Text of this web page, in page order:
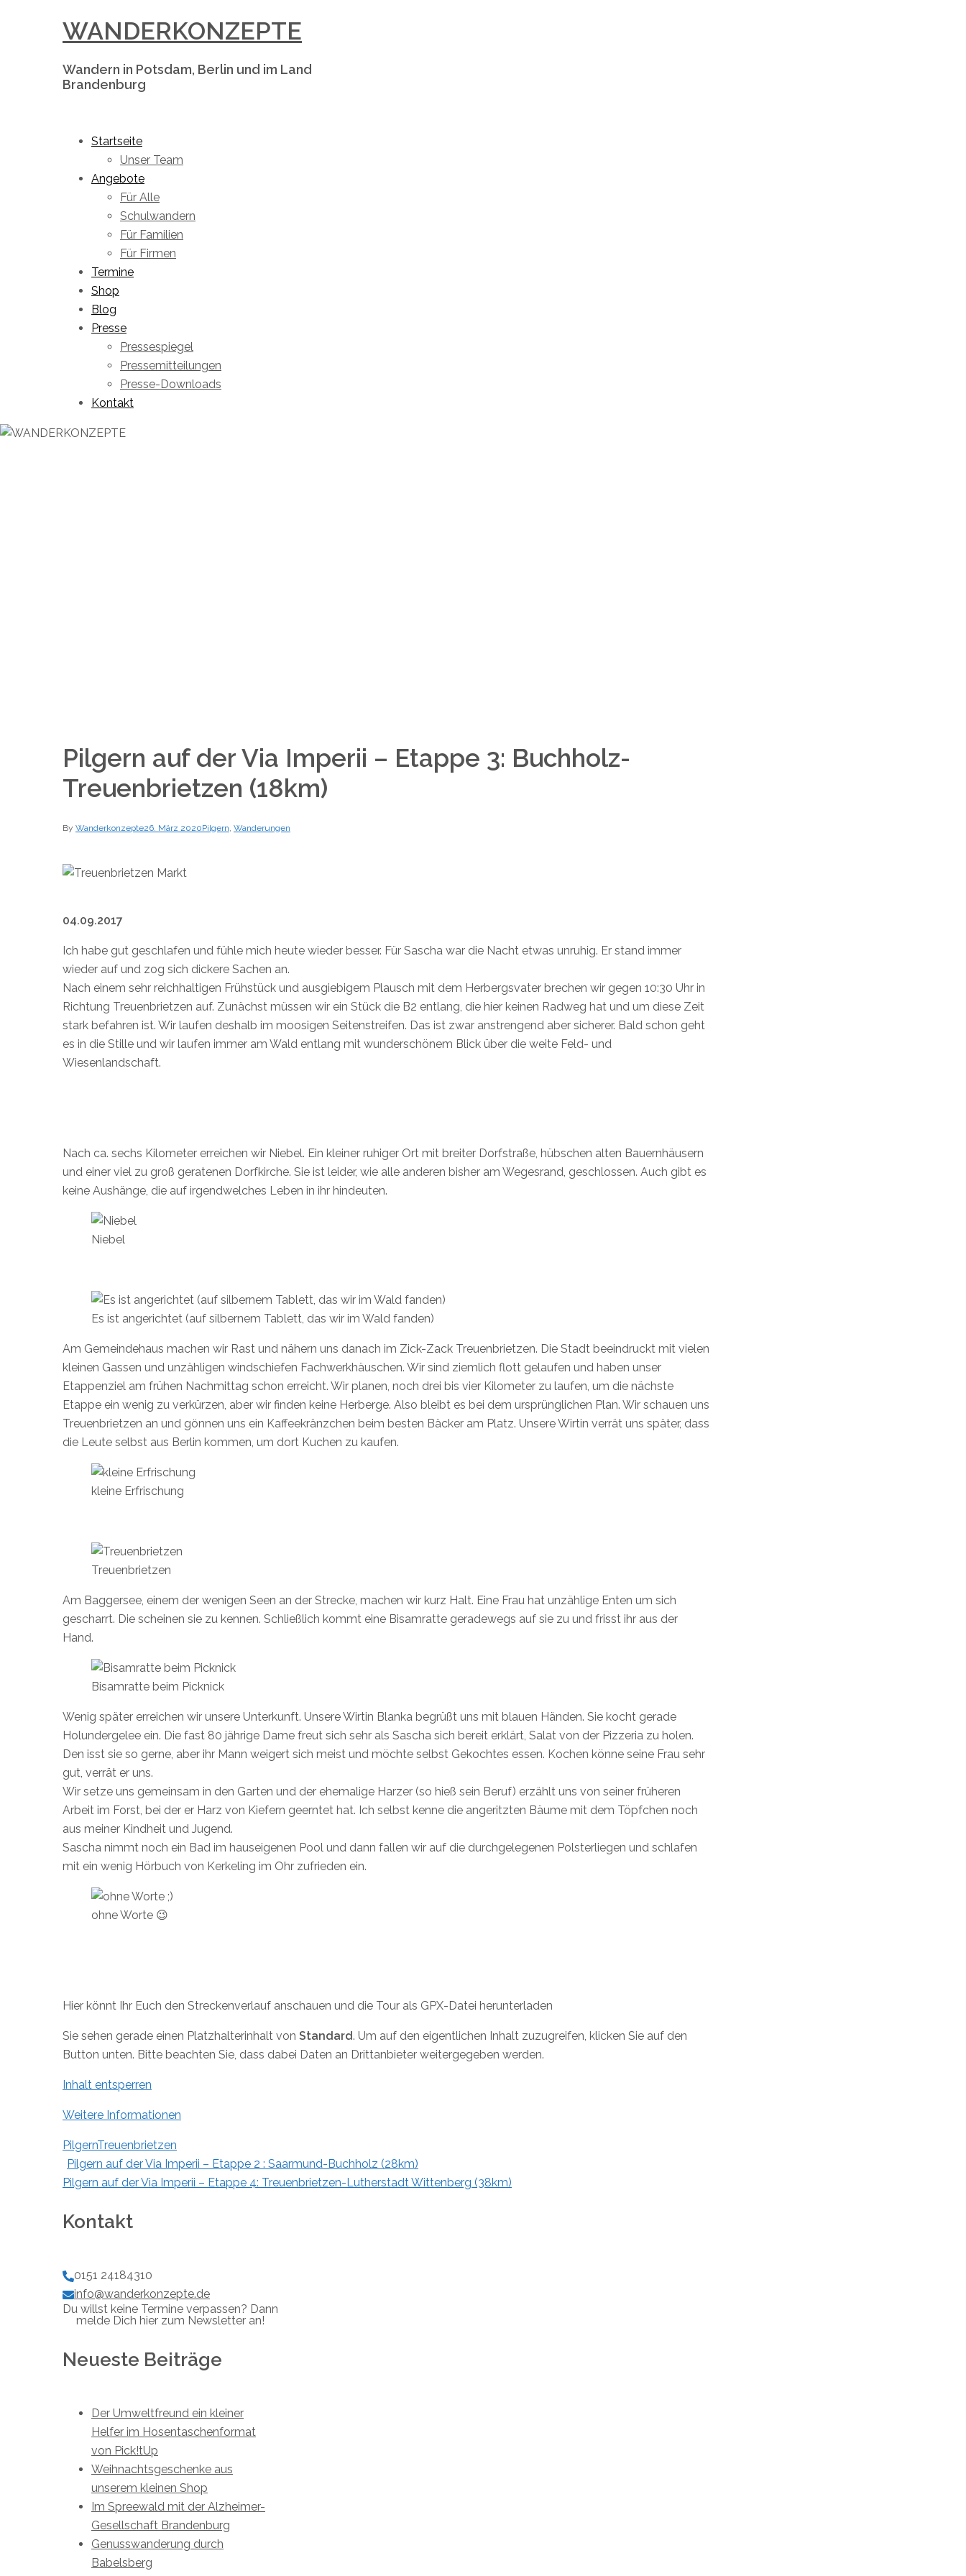
WANDERKONZEPTE
Wandern in Potsdam, Berlin und im Land
Brandenburg
Startseite
Unser Team
Angebote
Für Alle
Schulwandern
Für Familien
Für Firmen
Termine
Shop
Blog
Presse
Pressespiegel
Pressemitteilungen
Presse-Downloads
Kontakt
Pilgern auf der Via Imperii – Etappe 3: Buchholz-
Treuenbrietzen (18km)
By Wanderkonzepte26. März 2020Pilgern, Wanderungen
04.09.2017
Ich habe gut geschlafen und fühle mich heute wieder besser. Für Sascha war die Nacht etwas unruhig. Er stand immer
wieder auf und zog sich dickere Sachen an.
Nach einem sehr reichhaltigen Frühstück und ausgiebigem Plausch mit dem Herbergsvater brechen wir gegen 10:30 Uhr in
Richtung Treuenbrietzen auf. Zunächst müssen wir ein Stück die B2 entlang, die hier keinen Radweg hat und um diese Zeit
stark befahren ist. Wir laufen deshalb im moosigen Seitenstreifen. Das ist zwar anstrengend aber sicherer. Bald schon geht
es in die Stille und wir laufen immer am Wald entlang mit wunderschönem Blick über die weite Feld- und
Wiesenlandschaft.
Nach ca. sechs Kilometer erreichen wir Niebel. Ein kleiner ruhiger Ort mit breiter Dorfstraße, hübschen alten Bauernhäusern
und einer viel zu groß geratenen Dorfkirche. Sie ist leider, wie alle anderen bisher am Wegesrand, geschlossen. Auch gibt es
keine Aushänge, die auf irgendwelches Leben in ihr hindeuten.
Niebel
Es ist angerichtet (auf silbernem Tablett, das wir im Wald fanden)
Am Gemeindehaus machen wir Rast und nähern uns danach im Zick-Zack Treuenbrietzen. Die Stadt beeindruckt mit vielen
kleinen Gassen und unzähligen windschiefen Fachwerkhäuschen. Wir sind ziemlich flott gelaufen und haben unser
Etappenziel am frühen Nachmittag schon erreicht. Wir planen, noch drei bis vier Kilometer zu laufen, um die nächste
Etappe ein wenig zu verkürzen, aber wir finden keine Herberge. Also bleibt es bei dem ursprünglichen Plan. Wir schauen uns
Treuenbrietzen an und gönnen uns ein Kaffeekränzchen beim besten Bäcker am Platz. Unsere Wirtin verrät uns später, dass
die Leute selbst aus Berlin kommen, um dort Kuchen zu kaufen.
kleine Erfrischung
Treuenbrietzen
Am Baggersee, einem der wenigen Seen an der Strecke, machen wir kurz Halt. Eine Frau hat unzählige Enten um sich
gescharrt. Die scheinen sie zu kennen. Schließlich kommt eine Bisamratte geradewegs auf sie zu und frisst ihr aus der
Hand.
Bisamratte beim Picknick
Wenig später erreichen wir unsere Unterkunft. Unsere Wirtin Blanka begrüßt uns mit blauen Händen. Sie kocht gerade
Holundergelee ein. Die fast 80 jährige Dame freut sich sehr als Sascha sich bereit erklärt, Salat von der Pizzeria zu holen.
Den isst sie so gerne, aber ihr Mann weigert sich meist und möchte selbst Gekochtes essen. Kochen könne seine Frau sehr
gut, verrät er uns.
Wir setze uns gemeinsam in den Garten und der ehemalige Harzer (so hieß sein Beruf) erzählt uns von seiner früheren
Arbeit im Forst, bei der er Harz von Kiefern geerntet hat. Ich selbst kenne die angeritzten Bäume mit dem Töpfchen noch
aus meiner Kindheit und Jugend.
Sascha nimmt noch ein Bad im hauseigenen Pool und dann fallen wir auf die durchgelegenen Polsterliegen und schlafen
mit ein wenig Hörbuch von Kerkeling im Ohr zufrieden ein.
ohne Worte 😉
Hier könnt Ihr Euch den Streckenverlauf anschauen und die Tour als GPX-Datei herunterladen
Sie sehen gerade einen Platzhalterinhalt von Standard. Um auf den eigentlichen Inhalt zuzugreifen, klicken Sie auf den
Button unten. Bitte beachten Sie, dass dabei Daten an Drittanbieter weitergegeben werden.
Inhalt entsperren
Weitere Informationen
PilgernTreuenbrietzen
Post
navigation
Pilgern auf der Via Imperii – Etappe 2 : Saarmund-Buchholz (28km)
Pilgern auf der Via Imperii – Etappe 4: Treuenbrietzen-Lutherstadt Wittenberg (38km)
Kontakt
0151 24184310
info@wanderkonzepte.de
Du willst keine Termine verpassen? Dann
melde Dich hier zum Newsletter an!
Neueste Beiträge
Der Umweltfreund ein kleiner
Helfer im Hosentaschenformat
von Pick!tUp
Weihnachtsgeschenke aus
unserem kleinen Shop
Im Spreewald mit der Alzheimer-
Gesellschaft Brandenburg
Genusswanderung durch
Babelsberg